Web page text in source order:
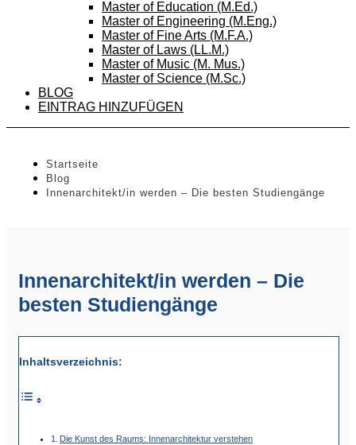
Master of Education (M.Ed.)
Master of Engineering (M.Eng.)
Master of Fine Arts (M.F.A.)
Master of Laws (LL.M.)
Master of Music (M. Mus.)
Master of Science (M.Sc.)
BLOG
EINTRAG HINZUFÜGEN
Startseite
Blog
Innenarchitekt/in werden – Die besten Studiengänge
Innenarchitekt/in werden – Die
besten Studiengänge
Inhaltsverzeichnis:
Die Kunst des Raums: Innenarchitektur verstehen